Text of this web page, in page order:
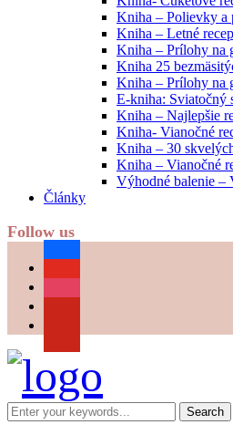
Kniha – Polievky a
Kniha – Letné
Kniha – Prílohy na
Kniha 25
Kniha – Prílohy na
E-kniha: Sviatočný
Kniha – Najlepšie
Kniha- Vianočné
Kniha – 30
Kniha – Vianočné
Výhodné balenie –
Články
Follow us